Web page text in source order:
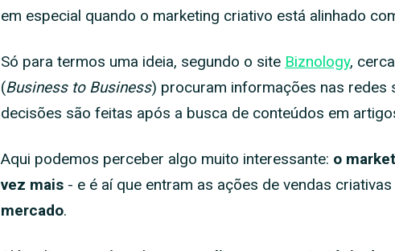
em especial quando o marketing criativo está alinhado
Só para termos uma ideia, segundo o site Biznology,
(Business to Business) procuram informações nas redes
decisões são feitas após a busca de conteúdos em
Aqui podemos perceber algo muito interessante: o
vez mais- e é aí que entram as ações de vendas criativas
mercado.